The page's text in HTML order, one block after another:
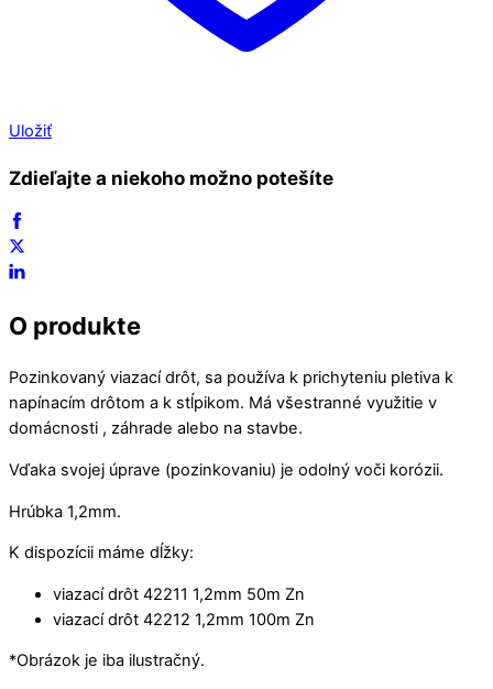
Uložiť
Zdieľajte a niekoho možno potešíte
O produkte
Pozinkovaný viazací drôt, sa používa k prichyteniu pletiva k
napínacím drôtom a k stĺpikom. Má všestranné využitie v
domácnosti , záhrade alebo na stavbe.
Vďaka svojej úprave (pozinkovaniu) je odolný voči korózii.
Hrúbka 1,2mm.
K dispozícii máme dĺžky:
viazací drôt 42211 1,2mm 50m Zn
viazací drôt 42212 1,2mm 100m Zn
*Obrázok je iba ilustračný.